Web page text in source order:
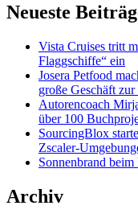
Neueste
Vista Cruises tritt
Flaggschiffe“ ein
Josera Petfood
große Geschäft
Autorencoach
über 100
SourcingBlox
Zscaler-
Sonnenbrand
Archiv